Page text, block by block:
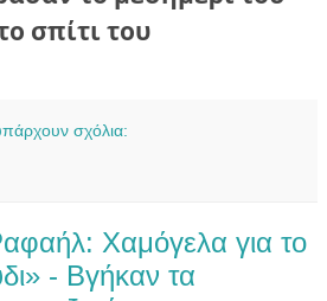
σπίτι του
σχόλια:
Χαμόγελα για το
- Βγήκαν τα